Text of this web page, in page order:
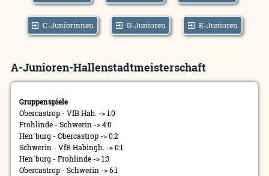
C-Juniorinnen D-Junioren E-Junioren
A-Junioren-Hallenstadtmeisterschaft
Gruppenspiele
Obercastrop - VfB Hab. -> 1:0
Frohlinde - Schwerin -> 4:0
Hen´burg - Obercastrop -> 0:2
Schwerin - VfB Habingh. -> 0:1
Hen´burg - Frohlinde -> 1:3
Obercastrop - Schwerin -> 6:1